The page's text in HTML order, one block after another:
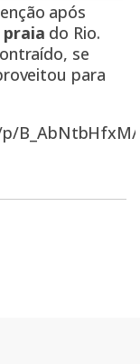
após
do Rio.
se
para
B_AbNtbHfxM/